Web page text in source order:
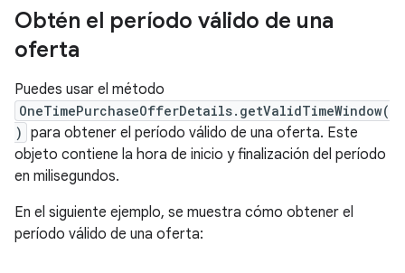
Obtén el período válido de una
oferta
Puedes usar el método
OneTimePurchaseOfferDetails.getValidTimeWindow(
) para obtener el período válido de una oferta. Este
objeto contiene la hora de inicio y finalización del período
en milisegundos.
En el siguiente ejemplo, se muestra cómo obtener el
período válido de una oferta: